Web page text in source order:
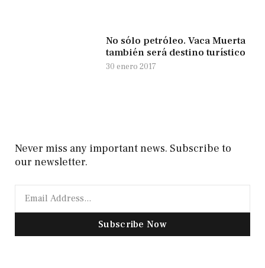
No sólo petróleo. Vaca Muerta
también será destino turístico
30 enero 2017
Never miss any important news. Subscribe to
our newsletter.
Subscribe Now